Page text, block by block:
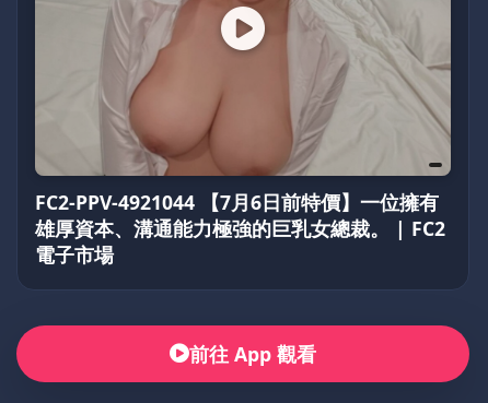
FC2-PPV-4921044 【7月6日前特價】一位擁有
雄厚資本、溝通能力極強的巨乳女總裁。 | FC2
電子市場
前往 App 觀看